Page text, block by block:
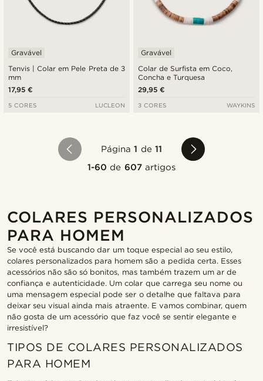
Tenvis | Colar em Pele Preta de 3
mm
Gravável
17,95 €
5 CORES LUCLEON
Colar de Surfista em Coco,
Concha e Turquesa
Gravável
29,95 €
3 CORES WAYKINS
Página1 de 11
1-60 de 607artigos
COLARES PERSONALIZADOS
PARA HOMEM
Se você está buscando dar um toque especial ao seu estilo,
colares personalizados para homem são a pedida certa. Esses
acessórios não são só bonitos, mas também trazem um ar de
confiança e autenticidade. Um colar que carrega seu nome ou
uma mensagem especial pode ser o detalhe que faltava para
deixar seu visual ainda mais atraente. E vamos combinar, quem
não gosta de um acessório que faz você se sentir elegante e
irresistível?
TIPOS DE COLARES PERSONALIZADOS
PARA HOMEM